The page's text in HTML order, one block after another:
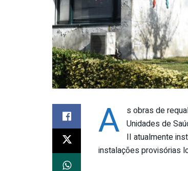
A
s obras de
Unidades de
II atualmente
instalações provisórias